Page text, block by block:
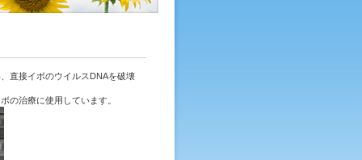
直接イボのウイルスDNAを破壊
の治療に使用しています。